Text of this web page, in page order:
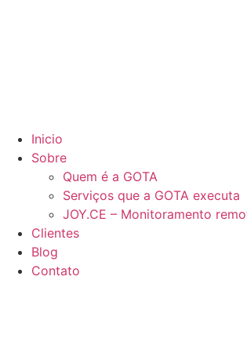
Inicio
Sobre
Quem é a GOTA
Serviços que a GOTA executa
JOY.CE – Monitoramento
Clientes
Blog
Contato